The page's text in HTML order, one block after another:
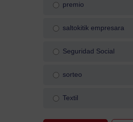
premio
saltokitik empresara
Seguridad Social
sorteo
Textil